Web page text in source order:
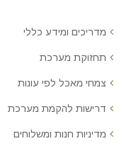
מדריכים ומידע כללי
תחזוקת מערכת
צמחי מאכל לפי עונות
דרישות להקמת מערכת
מדיניות חנות ומשלוחים